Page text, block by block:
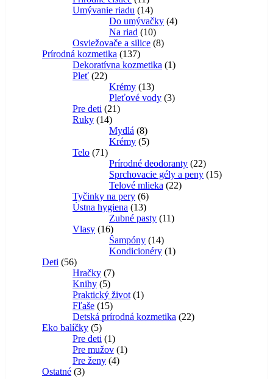
produktov
Umývanie riadu 1414
produktov
Do umývačky 44
Na riad 1010
produktov
Osviežovače a silice 88
Prírodná kozmetika 137137
produktov
Dekoratívna kozmetika 11
Pleť 2222
produktov
Krémy 1313
produktov
Pleťové vody 33
Pre deti 2121
Ruky 1414
produktov
Mydlá 88
produktov
Krémy 55
Telo 7171
produktov
Prírodné deodoranty 2222
produktov
Sprchovacie gély a peny 1515
Telové mlieka 2222
Tyčinky na pery 66
produktov
Ústna hygiena 1313
produktov
Zubné pasty 1111
Vlasy 1616
produktov
Šampóny 1414
produktov
Kondicionéry 11
Deti 5656
produktov
Hračky 77
Knihy 55
produktov
Praktický život 11
Fľaše 1515
produktov
Detská prírodná kozmetika 2222
Eko balíčky 55
produktov
Pre deti 11
produkt
Pre mužov 11
Pre ženy 44
Ostatné 33